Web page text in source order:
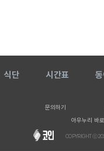
식단 시간표
문의하기
아우누리 바로
COPYRIGHT ⓒ